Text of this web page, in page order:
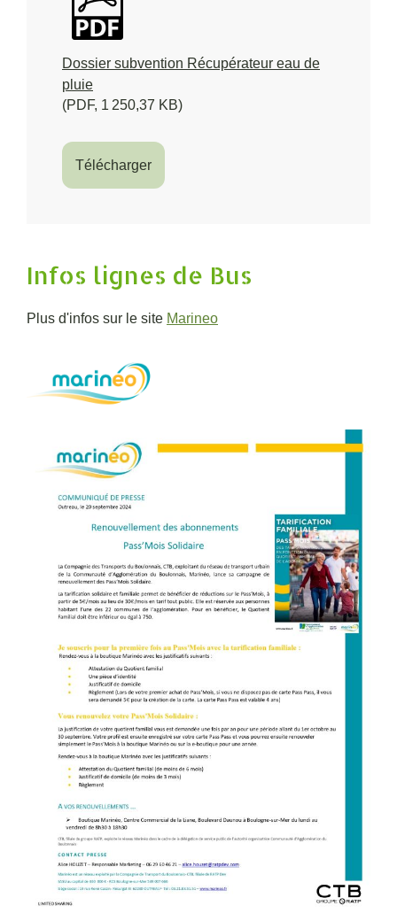
Dossier subvention Récupérateur eau de
pluie
(PDF, 1 250,37 KB)
Télécharger
Infos lignes de Bus
Plus d'infos sur le site Marineo